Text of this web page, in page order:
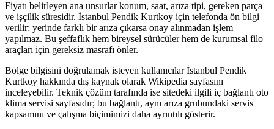
Fiyatı belirleyen ana unsurlar konum, saat, arıza tipi, gereken parça
ve işçilik süresidir. İstanbul Pendik Kurtkoy için telefonda ön bilgi
verilir; yerinde farklı bir arıza çıkarsa onay alınmadan işlem
yapılmaz. Bu şeffaflık hem bireysel sürücüler hem de kurumsal filo
araçları için gereksiz masrafı önler.
Bölge bilgisini doğrulamak isteyen kullanıcılar İstanbul Pendik
Kurtkoy hakkında dış kaynak olarak Wikipedia sayfasını
inceleyebilir. Teknik çözüm tarafında ise sitedeki ilgili iç bağlantı oto
klima servisi sayfasıdır; bu bağlantı, aynı arıza grubundaki servis
kapsamını ve çalışma biçimimizi daha ayrıntılı gösterir.